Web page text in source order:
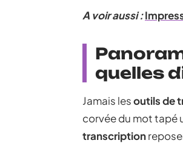
A voir aussi :
quelles
Jamais lesoutils de
corvée du mot tapé
transcription